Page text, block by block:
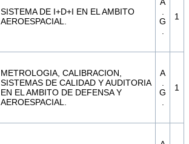
SISTEMA DE I+D+I EN EL AMBITO
AEROESPACIAL.
G
1
METROLOGIA, CALIBRACION,
SISTEMAS DE CALIDAD Y AUDITORIA
EN EL AMBITO DE DEFENSA Y
AEROESPACIAL.
A
G
1